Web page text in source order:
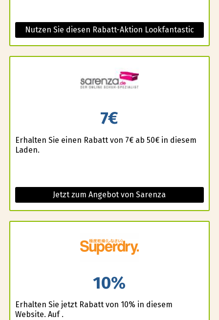
Nutzen Sie diesen Rabatt-Aktion Lookfantastic
7€
Erhalten Sie einen Rabatt von 7€ ab 50€ in diesem
Laden.
Jetzt zum Angebot von Sarenza
10%
Erhalten Sie jetzt Rabatt von 10% in diesem
Website. Auf .